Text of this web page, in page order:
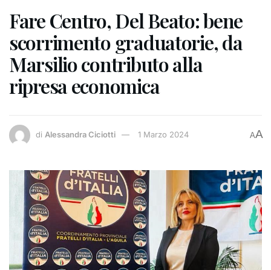
Fare Centro, Del Beato: bene
scorrimento graduatorie, da
Marsilio contributo alla
ripresa economica
di Alessandra Ciciotti 1 Marzo 2024 AA